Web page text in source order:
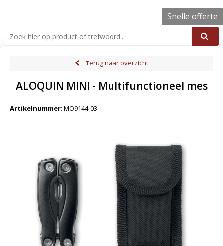
Snelle offerte
Terug naar overzicht
ALOQUIN MINI - Multifunctioneel mes
Artikelnummer: MO9144-03